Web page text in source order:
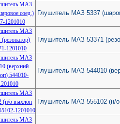
Глушитель МАЗ 5337
Глушитель МАЗ 53371
Глушитель МАЗ 544010
Глушитель МАЗ 555102 (н/